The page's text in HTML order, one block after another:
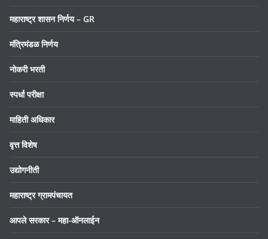
महाराष्ट्र शासन निर्णय – GR
मंत्रिमंडळ निर्णय
नोकरी भरती
स्पर्धा परीक्षा
माहिती अधिकार
वृत्त विशेष
उद्योगनीती
महाराष्ट्र ग्रामपंचायत
आपले सरकार – महा-ऑनलाईन